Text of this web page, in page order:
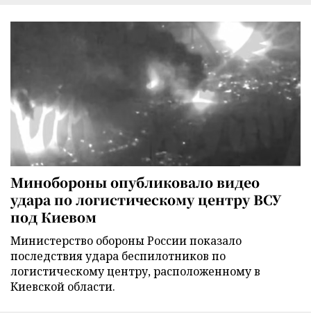
Минобороны опубликовало видео
удара по логистическому центру ВСУ
под Киевом
Министерство обороны России показало
последствия удара беспилотников по
логистическому центру, расположенному в
Киевской области.